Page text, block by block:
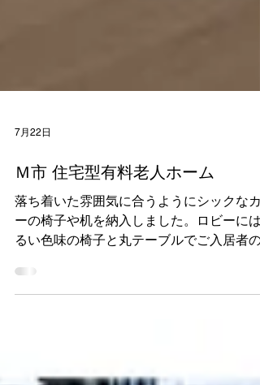
7月22日
Ｍ市 住宅型有料老人ホーム
落ち着いた雰囲気に合うようにシックなカ
るい色味の椅子と丸テーブルでご入居者の
欒のスペースを作りました。